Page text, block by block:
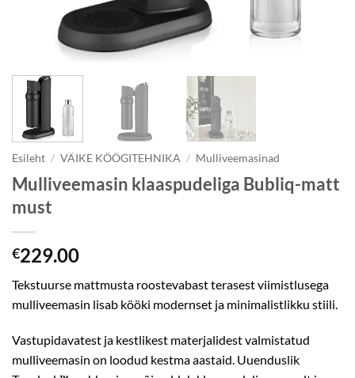
Esileht / VÄIKE KÖÖGITEHNIKA / Mulliveemasinad
Mulliveemasin klaaspudeliga Bubliq-matt
must
€229.00
Tekstuurse mattmusta roostevabast terasest viimistlusega
mulliveemasin lisab kööki modernset ja minimalistlikku stiili.
Vastupidavatest ja kestlikest materjalidest valmistatud
mulliveemasin on loodud kestma aastaid. Uuenduslik